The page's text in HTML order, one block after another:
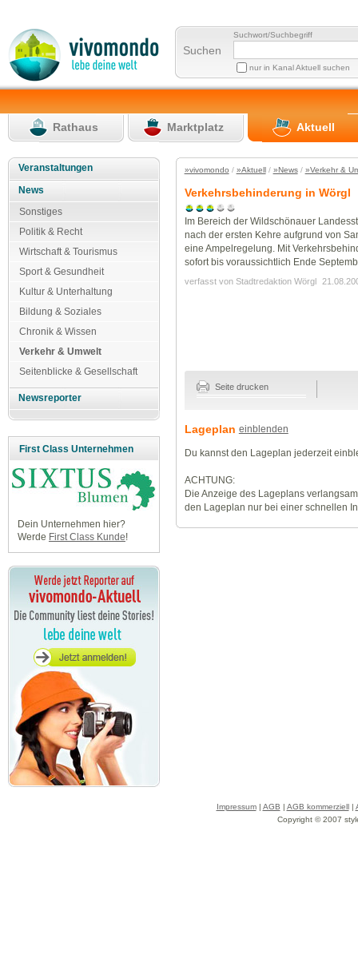
Suchen
Suchwort/Suchbegriff
nur in Kanal Aktuell suchen
Rathaus Marktplatz Aktuell
Veranstaltungen
News
Sonstiges
Politik & Recht
Wirtschaft & Tourismus
Sport & Gesundheit
Kultur & Unterhaltung
Bildung & Soziales
Chronik & Wissen
Verkehr & Umwelt
Seitenblicke & Gesellschaft
Newsreporter
First Class Unternehmen
Dein Unternehmen hier?
Werde First Class Kunde!
»vivomondo / »Aktuell/ »News/ »Verkehr &
Verkehrsbehinderung in Wörgl
Im Bereich der Wildschönauer
nach der ersten Kehre aufgrund von
eine Ampelregelung. Mit
sofort bis voraussichtlich Ende
verfasst von Stadtredaktion Wörgl
Seite drucken
Lageplan einblenden
Du kannst den Lageplan jederzeit
ACHTUNG:
Die Anzeige des Lageplans
den Lageplan nur bei einer schnellen
Impressum| AGB | AGB kommerziell|
Copyright © 2007